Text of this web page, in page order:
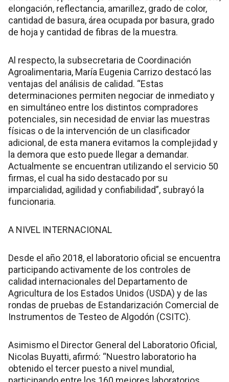
elongación, reflectancia, amarillez, grado de color,
cantidad de basura, área ocupada por basura, grado
de hoja y cantidad de fibras de la muestra.
Al respecto, la subsecretaria de Coordinación
Agroalimentaria, María Eugenia Carrizo destacó las
ventajas del análisis de calidad. “Estas
determinaciones permiten negociar de inmediato y
en simultáneo entre los distintos compradores
potenciales, sin necesidad de enviar las muestras
físicas o de la intervención de un clasificador
adicional, de esta manera evitamos la complejidad y
la demora que esto puede llegar a demandar.
Actualmente se encuentran utilizando el servicio 50
firmas, el cual ha sido destacado por su
imparcialidad, agilidad y confiabilidad”, subrayó la
funcionaria.
A NIVEL INTERNACIONAL
Desde el año 2018, el laboratorio oficial se encuentra
participando activamente de los controles de
calidad internacionales del Departamento de
Agricultura de los Estados Unidos (USDA) y de las
rondas de pruebas de Estandarización Comercial de
Instrumentos de Testeo de Algodón (CSITC).
Asimismo el Director General del Laboratorio Oficial,
Nicolas Buyatti, afirmó: “Nuestro laboratorio ha
obtenido el tercer puesto a nivel mundial,